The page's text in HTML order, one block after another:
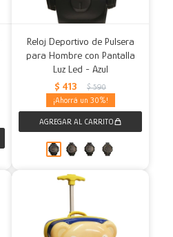
Reloj Deportivo de Pulsera
para Hombre con Pantalla
Luz Led - Azul
$ 413 $ 590
30